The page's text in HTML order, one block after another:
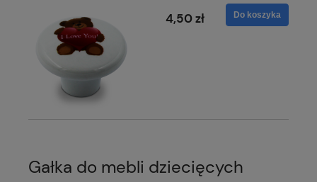
4,50 zł Do koszyka
Gałka do mebli dziecięcych